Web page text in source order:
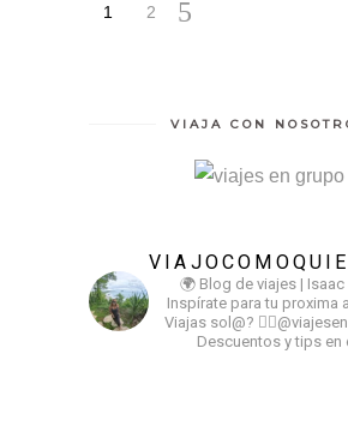
1 2
VIAJA CON
🌍 Blog de viajes | Isaac
Inspírate para tu proxima
Viajas sol@?
Descuentos y tips en